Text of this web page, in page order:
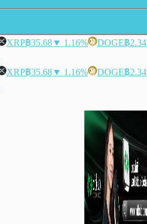
XRP฿35.68▼ 1.16% DOGE฿2.34
XRP฿35.68▼ 1.16% DOGE฿2.34